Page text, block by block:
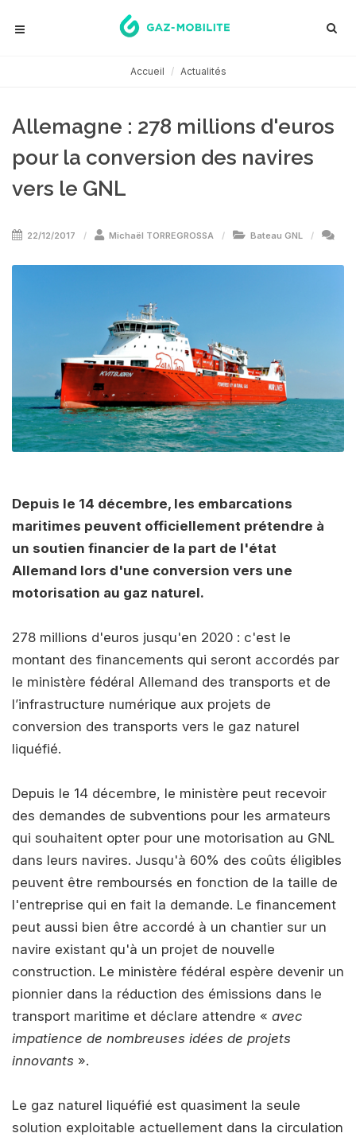
Accueil Actualités
Allemagne : 278 millions d'euros
pour la conversion des navires
vers le GNL
22/12/2017 Michaël TORREGROSSA Bateau GNL
Depuis le 14 décembre, les embarcations
maritimes peuvent officiellement prétendre à
un soutien financier de la part de l'état
Allemand lors d'une conversion vers une
motorisation au gaz naturel.
278 millions d'euros jusqu'en 2020 : c'est le
montant des financements qui seront accordés par
le ministère fédéral Allemand des transports et de
l’infrastructure numérique aux projets de
conversion des transports vers le gaz naturel
liquéfié.
Depuis le 14 décembre, le ministère peut recevoir
des demandes de subventions pour les armateurs
qui souhaitent opter pour une motorisation au GNL
dans leurs navires. Jusqu'à 60% des coûts éligibles
peuvent être remboursés en fonction de la taille de
l'entreprise qui en fait la demande. Le financement
peut aussi bien être accordé à un chantier sur un
navire existant qu'à un projet de nouvelle
construction. Le ministère fédéral espère devenir un
pionnier dans la réduction des émissions dans le
transport maritime et déclare attendre « avec
impatience de nombreuses idées de projets
innovants ».
Le gaz naturel liquéfié est quasiment la seule
solution exploitable actuellement dans la circulation